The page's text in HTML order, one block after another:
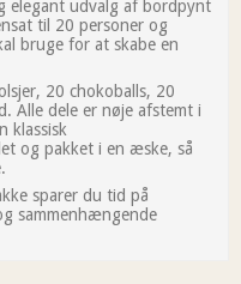
elegant udvalg af bordpynt
til 20 personer og
bruge for at skabe en
20 chokoballs, 20
Alle dele er nøje afstemt i
klassisk
og pakket i en æske, så
sparer du tid på
sammenhængende